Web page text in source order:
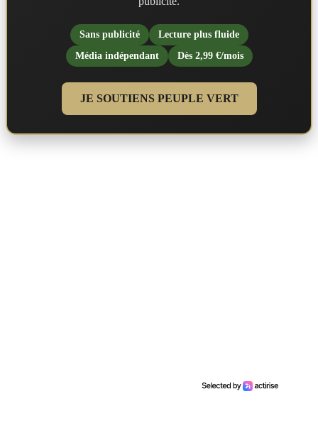
Sans publicité
Lecture plus fluide
Média indépendant
Dès 2,99 €/mois
JE SOUTIENS PEUPLE VERT